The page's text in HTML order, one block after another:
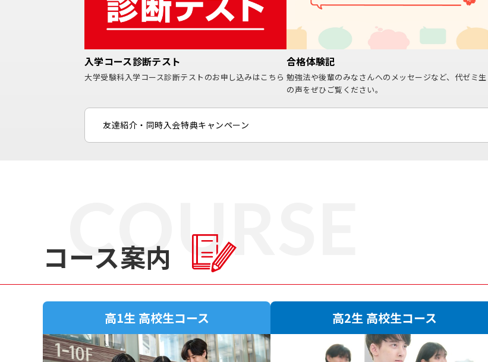
入学コース診断テスト
大学受験科入学コース診断テストのお申し込みはこちら
合格体験記
勉強法や後輩のみなさんへのメッセージなど、代ゼミ生
の声をぜひご覧ください。
友達紹介・同時⼊会特典キャンペーン
コース案内
COURSE
高1生 高校生コース 高2生 高校生コース